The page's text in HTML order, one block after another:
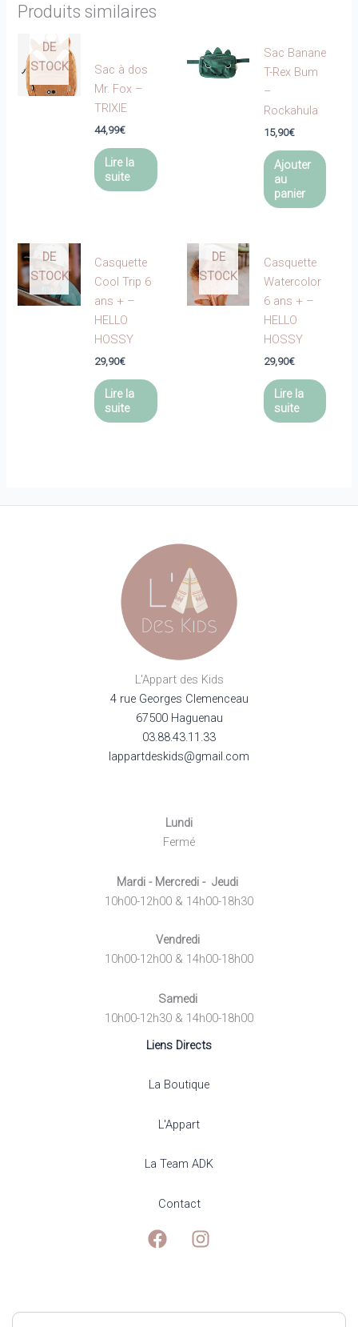
Produits similaires
EN
DE
STOCK
Sac à dos
Mr. Fox –
TRIXIE
44,99€
Lire la
suite
Sac Banane
T-Rex Bum
–
Rockahula
15,90€
Ajouter
au
panier
DE
STOCK
Casquette
Cool Trip 6
ans + –
HELLO
HOSSY
29,90€
Lire la
suite
DE
STOCK
Casquette
Watercolor
6 ans + –
HELLO
HOSSY
29,90€
Lire la
suite
L'Appart des Kids
4 rue Georges Clemenceau
67500 Haguenau
03.88.43.11.33
lappartdeskids@gmail.com
Lundi
Fermé
Mardi - Mercredi - Jeudi
10h00-12h00 & 14h00-18h30
Vendredi
10h00-12h00 & 14h00-18h00
Samedi
10h00-12h30 & 14h00-18h00
Liens Directs
La Boutique
L'Appart
La Team ADK
Contact